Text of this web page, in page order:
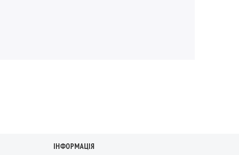
ІНФОРМАЦІЯ